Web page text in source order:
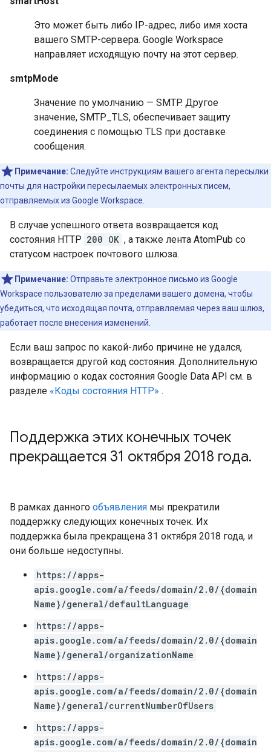
Это может быть либо IP-адрес, либо имя хоста
вашего SMTP-сервера. Google Workspace
направляет исходящую почту на этот сервер.
smtpMode
Значение по умолчанию — SMTP. Другое
значение, SMTP_TLS, обеспечивает защиту
соединения с помощью TLS при доставке
сообщения.
Примечание: Следуйте инструкциям вашего агента пересылки
почты для настройки пересылаемых электронных писем,
отправляемых из Google Workspace.
В случае успешного ответа возвращается код
состояния HTTP 200 OK , а также лента AtomPub со
статусом настроек почтового шлюза.
Примечание: Отправьте электронное письмо из Google
Workspace пользователю за пределами вашего домена, чтобы
убедиться, что исходящая почта, отправляемая через ваш шлюз,
работает после внесения изменений.
Если ваш запрос по какой-либо причине не удался,
возвращается другой код состояния. Дополнительную
информацию о кодах состояния Google Data API см. в
разделе «Коды состояния HTTP» .
Поддержка этих конечных точек
прекращается 31 октября 2018 года.
В рамках данного объявления мы прекратили
поддержку следующих конечных точек. Их
поддержка была прекращена 31 октября 2018 года, и
они больше недоступны.
https://apps-
apis.google.com/a/feeds/domain/2.0/{domain
Name}/general/defaultLanguage
https://apps-
apis.google.com/a/feeds/domain/2.0/{domain
Name}/general/organizationName
https://apps-
apis.google.com/a/feeds/domain/2.0/{domain
Name}/general/currentNumberOfUsers
https://apps-
apis.google.com/a/feeds/domain/2.0/{domain